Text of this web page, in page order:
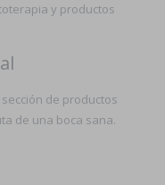
y productos
de productos
de una boca sana.